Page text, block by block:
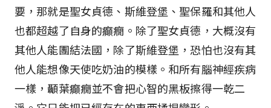
要，那就是聖女貞德、斯維登堡、聖保羅和其他人
也都超越了自身的癲癇。除了聖女貞德，大概沒有
其他人能團結法國，除了斯維登堡，恐怕也沒有其
他人能想像天使吃奶油的模樣。和所有腦神經疾病
一樣，顳葉癲癇並不會把心智的黑板擦得一乾二